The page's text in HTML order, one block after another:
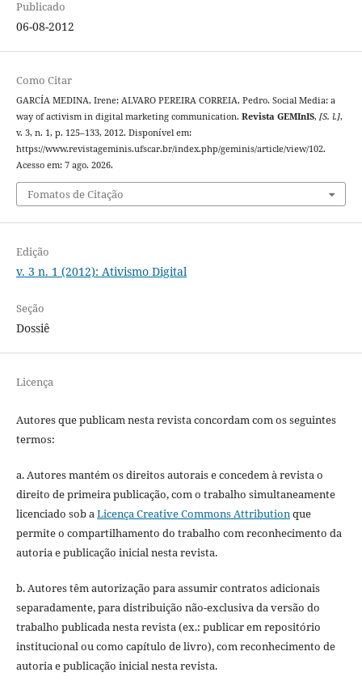
Publicado
06-08-2012
Como Citar
GARCÍA MEDINA, Irene; ALVARO PEREIRA CORREIA, Pedro. Social Media: a
way of activism in digital marketing communication. Revista GEMInIS, [S. l.],
v. 3, n. 1, p. 125–133, 2012. Disponível em:
https://www.revistageminis.ufscar.br/index.php/geminis/article/view/102.
Acesso em: 7 ago. 2026.
Fomatos de Citação
Edição
v. 3 n. 1 (2012): Ativismo Digital
Seção
Dossiê
Licença
Autores que publicam nesta revista concordam com os seguintes
termos:
a. Autores mantém os direitos autorais e concedem à revista o
direito de primeira publicação, com o trabalho simultaneamente
licenciado sob aLicença Creative Commons Attributionque
permite o compartilhamento do trabalho com reconhecimento da
autoria e publicação inicial nesta revista.
b. Autores têm autorização para assumir contratos adicionais
separadamente, para distribuição não-exclusiva da versão do
trabalho publicada nesta revista (ex.: publicar em repositório
institucional ou como capítulo de livro), com reconhecimento de
autoria e publicação inicial nesta revista.